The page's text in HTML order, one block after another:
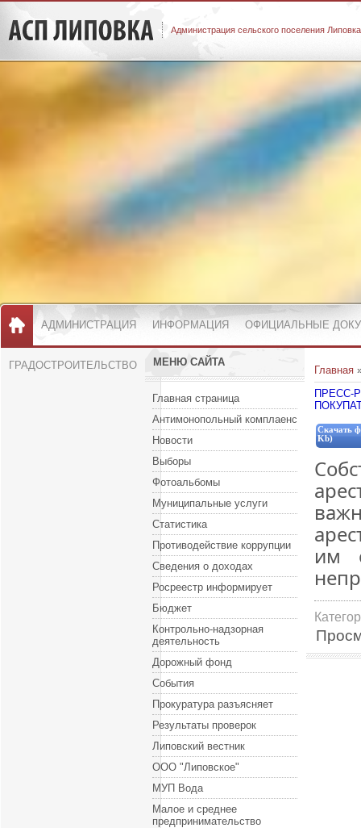
Администрация сельского поселения
АДМИНИСТРАЦИЯ ИНФОРМАЦИЯ ОФИЦИАЛЬНЫЕ
ГРАДОСТРОИТЕЛЬСТВО МЕНЮ САЙТА
Главная страница
Антимонопольный комплаенс
Новости
Выборы
Фотоальбомы
Муниципальные услуги
Статистика
Противодействие коррупции
Сведения о доходах
Росреестр информирует
Бюджет
Контрольно-надзорная
деятельность
Дорожный фонд
События
Прокуратура разъясняет
Результаты проверок
Липовский вестник
ООО "Липовское"
МУП Вода
Малое и среднее
предпринимательство
Главная
ПРЕСС-
Скачать
Kb)
им